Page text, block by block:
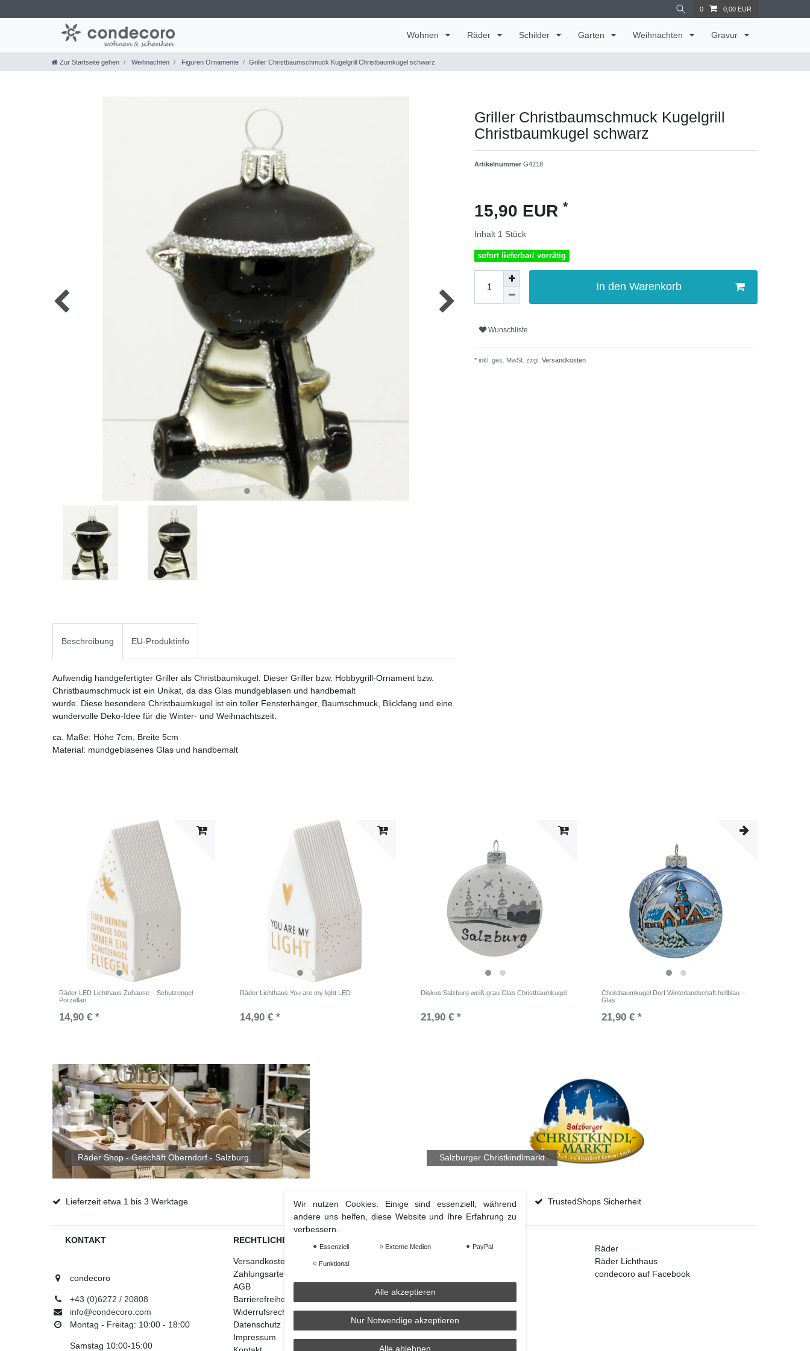
0 0,00 EUR
Wohnen Räder Schilder Garten Weihnachten Gravur
Zur Startseite gehen Weihnachten Figuren Ornamente Griller Christbaumschmuck Kugelgrill Christbaumkugel schwarz
Griller Christbaumschmuck Kugelgrill
Christbaumkugel schwarz
Artikelnummer G4218
15,90 EUR *
Inhalt 1 Stück
sofort lieferbar/ vorrätig
In den Warenkorb
Wunschliste
* inkl. ges. MwSt. zzgl. Versandkosten
Beschreibung EU-Produktinfo
Aufwendig handgefertigter Griller als Christbaumkugel. Dieser Griller bzw. Hobbygrill-Ornament bzw.
Christbaumschmuck ist ein Unikat, da das Glas mundgeblasen und handbemalt
wurde. Diese besondere Christbaumkugel ist ein toller Fensterhänger, Baumschmuck, Blickfang und eine
wundervolle Deko-Idee für die Winter- und Weihnachtszeit.
ca. Maße: Höhe 7cm, Breite 5cm
Material: mundgeblasenes Glas und handbemalt
Räder LED Lichthaus Zuhause – Schutzengel
Porzellan
14,90 € *
Räder Lichthaus You are my light LED
14,90 € *
Diskus Salzburg weiß grau Glas Christbaumkugel
21,90 € *
Christbaumkugel Dorf Winterlandschaft hellblau –
Glas
21,90 € *
Räder Shop - Geschäft Oberndorf - Salzburg Salzburger Christkindlmarkt
Lieferzeit etwa 1 bis 3 Werktage Kostenloser Versand Ab € 70 (DE & AT) TrustedShops Sicherheit
KONTAKT
condecoro
+43 (0)6272 / 20808
info@condecoro.com
Montag - Freitag: 10:00 - 18:00
Samstag 10:00-15:00
RECHTLICHES
Versandkosten
Zahlungsarten
AGB
Barrierefreiheitserklärung
Widerrufsrecht
Datenschutz
Impressum
Weihnachtsdeko
Räder
Räder Lichthaus
condecoro auf Facebook
Wir nutzen Cookies. Einige sind essenziell, während
andere uns helfen, diese Website und Ihre Erfahrung zu
verbessern.
Essenziell Externe Medien PayPal
Funktional
Alle akzeptieren
Nur Notwendige akzeptieren
Alle ablehnen